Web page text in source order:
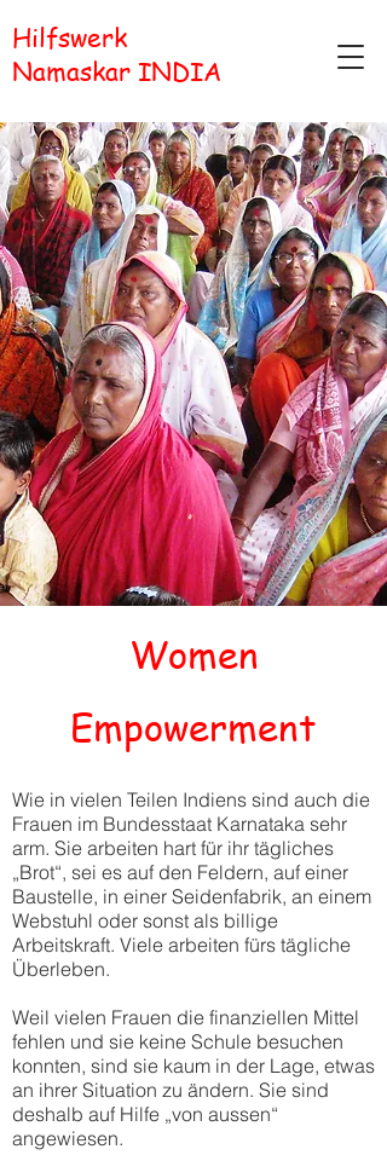
Hilfswerk
Namaskar INDIA
Women
Empowerment
Wie in vielen Teilen Indiens sind auch die
Frauen im Bundesstaat Karnataka sehr
arm. Sie arbeiten hart für ihr tägliches
„Brot“, sei es auf den Feldern, auf einer
Baustelle, in einer Seidenfabrik, an einem
Webstuhl oder sonst als billige
Arbeitskraft. Viele arbeiten fürs tägliche
Überleben.
Weil vielen Frauen die finanziellen Mittel
fehlen und sie keine Schule besuchen
konnten, sind sie kaum in der Lage, etwas
an ihrer Situation zu ändern. Sie sind
deshalb auf Hilfe „von aussen“
angewiesen.